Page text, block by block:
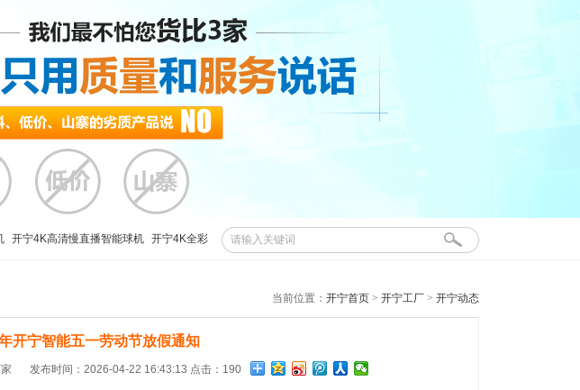
开宁4K高清慢直播智能球机 开宁4K全彩
当前位置： 开宁首页 > 开宁工厂 > 开宁动态
开宁智能五一劳动节放假通知
发布时间：2026-04-22 16:43:13 点击：190